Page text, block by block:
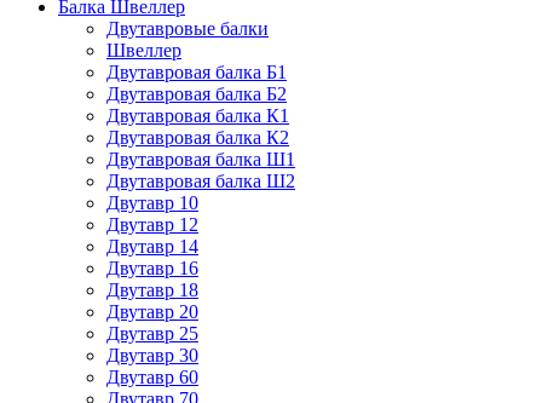
Балка Швеллер
Двутавровые балки
Швеллер
Двутавровая балка Б1
Двутавровая балка Б2
Двутавровая балка К1
Двутавровая балка К2
Двутавровая балка Ш1
Двутавровая балка Ш2
Двутавр 10
Двутавр 12
Двутавр 14
Двутавр 16
Двутавр 18
Двутавр 20
Двутавр 25
Двутавр 30
Двутавр 60
Двутавр 70